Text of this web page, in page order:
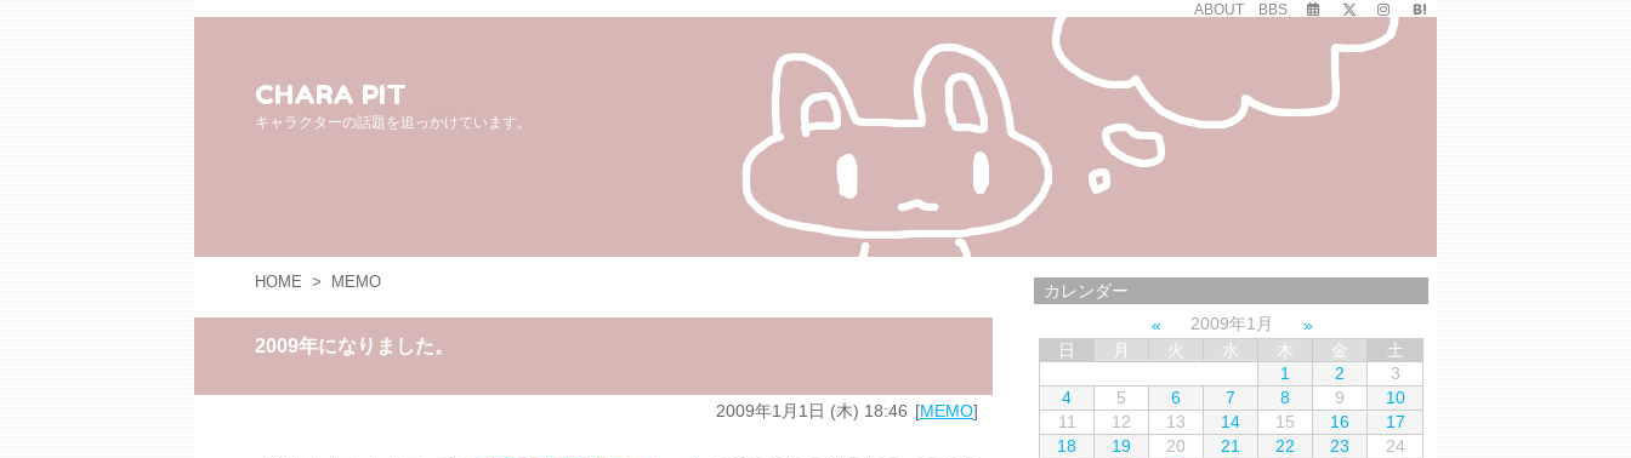
ABOUT BBS
CHARA PIT
キャラクターの話題を追っかけています。
HOME > MEMO
2009年になりました。
2009年1月1日 (木) 18:46 MEMO
カレンダー
2009年1月
日
月 火 水 木 金
土
1
2
3
4
5 6 7 8 9
10
11
12 13 14 15 16
17
18
19 20 21 22 23
24